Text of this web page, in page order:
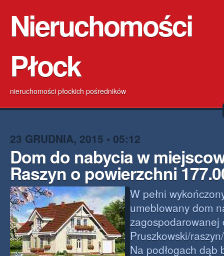
Nieruchomości
Płock
nieruchomości płockich pośredników
23 GRUDNIA, 2015 • 05:12
Dom do nabycia w
Raszyn o powierzchni
W pełni
umeblowany dom
zagospodarowanej
Pruszkowski/
Na podłogach dąb